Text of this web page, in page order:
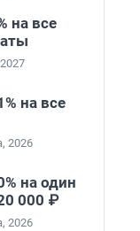
на все
на все
2026
на один
000 ₽
2026